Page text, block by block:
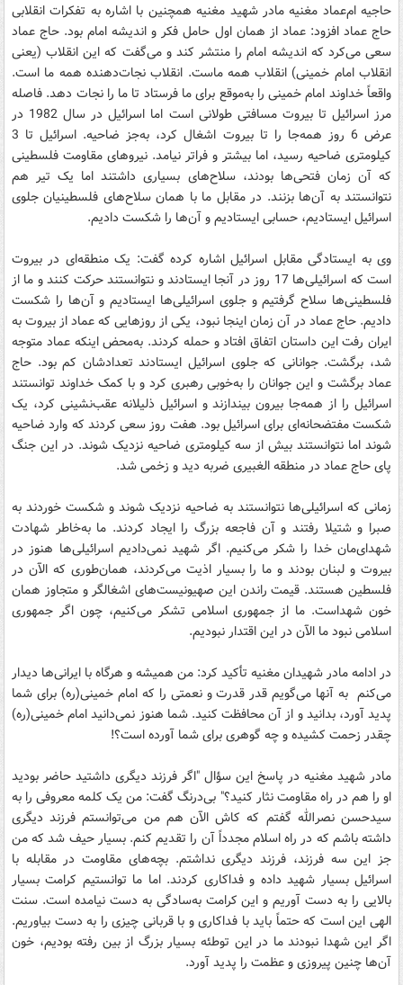
حاجیه ام‌عماد مغنیه مادر شهید مغنیه همچنین با اشاره به تفکرات انقلابی
حاج عماد افزود: عماد از همان اول حامل فکر و اندیشه امام بود. حاج عماد
سعی می‌کرد که اندیشه امام را منتشر کند و می‌گفت که این انقلاب (یعنی
انقلاب امام خمینی) انقلاب همه ماست. انقلاب نجات‌دهنده همه ما است.
واقعاً خداوند امام خمینی را به‌موقع برای ما فرستاد تا ما را نجات دهد. فاصله
مرز اسرائیل تا بیروت مسافتی طولانی است اما اسرائیل در سال 1982 در
عرض 6 روز همه‌جا را تا بیروت اشغال کرد، به‌جز ضاحیه. اسرائیل تا 3
کیلومتری ضاحیه رسید، اما بیشتر و فراتر نیامد. نیروهای مقاومت فلسطینی
که آن زمان فتحی‌ها بودند، سلاح‌های بسیاری داشتند اما یک تیر هم
نتوانستند به آن‌‌ها بزنند. در مقابل ما با همان سلاح‌های فلسطینیان جلوی
اسرائیل ایستادیم، حسابی ایستادیم و آن‌ها را شکست دادیم.
وی به ایستادگی مقابل اسرائیل اشاره کرده گفت: یک منطقه‌ای در بیروت
است که اسرائیلی‌ها 17 روز در آنجا ایستادند و نتوانستند حرکت کنند و ما از
فلسطینی‌ها سلاح گرفتیم و جلوی اسرائیلی‌ها ایستادیم و آن‌ها را شکست
دادیم. حاج عماد در آن زمان اینجا نبود، یکی از روزهایی که عماد از بیروت به
ایران رفت این داستان اتفاق افتاد و حمله کردند. به‌محض اینکه عماد متوجه
شد، برگشت. جوانانی که جلوی اسرائیل ایستادند تعدادشان کم بود. حاج
عماد برگشت و این جوانان را به‌خوبی رهبری کرد و با کمک خداوند توانستند
اسرائیل را از همه‌جا بیرون بیندازند و اسرائیل ذلیلانه عقب‌نشینی کرد، یک
شکست مفتضحانه‌ای برای اسرائیل بود. هفت روز سعی کردند که وارد ضاحیه
شوند اما نتوانستند بیش از سه کیلومتری ضاحیه نزدیک شوند. در این جنگ
پای حاج عماد در منطقه الغبیری ضربه دید و زخمی شد.
زمانی که اسرائیلی‌ها نتوانستند به ضاحیه نزدیک شوند و شکست خوردند به
صبرا و شتیلا رفتند و آن فاجعه بزرگ را ایجاد کردند. ما به‌خاطر شهادت
شهدای‌مان خدا را شکر می‌کنیم. اگر شهید نمی‌دادیم اسرائیلی‌ها هنوز در
بیروت و لبنان بودند و ما را بسیار اذیت می‌کردند، همان‌طوری که الآن در
فلسطین هستند. قیمت راندن این صهیونیست‌های اشغالگر و متجاوز همان
خون شهداست. ما از جمهوری اسلامی تشکر می‌کنیم، چون اگر جمهوری
اسلامی نبود ما الآن در این اقتدار نبودیم.
در ادامه مادر شهیدان مغنیه تأکید کرد: من همیشه و هرگاه با ایرانی‌ها دیدار
می‌کنم به آنها می‌گویم قدر قدرت و نعمتی را که امام خمینی(ره) برای شما
پدید آورد، بدانید و از آن محافظت کنید. شما هنوز نمی‌دانید امام خمینی(ره)
چقدر زحمت کشیده و چه گوهری برای شما آورده است؟!
مادر شهید مغنیه در پاسخ این سؤال "اگر فرزند دیگری داشتید حاضر بودید
او را هم در راه مقاومت نثار کنید؟" بی‌درنگ گفت: من یک کلمه معروفی را به
سیدحسن نصرالله گفتم که کاش الآن هم من می‌‌توانستم فرزند دیگری
داشته باشم که در راه اسلام مجدداً آن را تقدیم کنم. بسیار حیف شد که من
جز این سه فرزند، فرزند دیگری نداشتم. بچه‌های مقاومت در مقابله با
اسرائیل بسیار شهید داده و فداکاری کردند. اما ما توانستیم کرامت بسیار
بالایی را به دست آوریم و این کرامت به‌سادگی به دست نیامده است. سنت
الهی این است که حتماً باید با فداکاری و با قربانی چیزی را به دست بیاوریم.
اگر این شهدا نبودند ما در این توطئه بسیار بزرگ از بین رفته بودیم، خون
آن‌ها چنین پیروزی و عظمت را پدید آورد.